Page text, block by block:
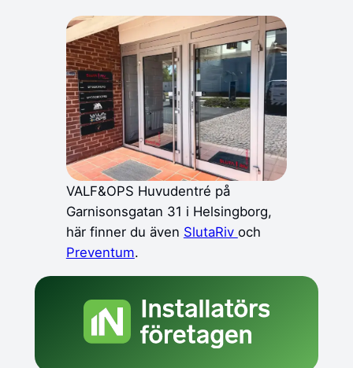
VALF&OPS Huvudentré på
Garnisonsgatan 31 i Helsingborg,
här finner du även SlutaRiv och
Preventum.